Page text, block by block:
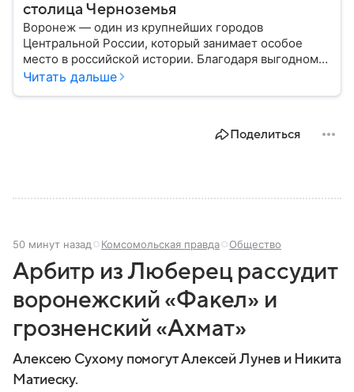
столица Черноземья
Воронеж — один из крупнейших городов
Центральной России, который занимает особое
место в российской истории. Благодаря выгодному
расположению на юге европейской части страны
Читать дальше
Поделиться
50 минут назад Комсомольская правда Общество
Арбитр из Люберец рассудит
воронежский «Факел» и
грозненский «Ахмат»
Алексею Сухому помогут Алексей Лунев и Никита
Матиеску.